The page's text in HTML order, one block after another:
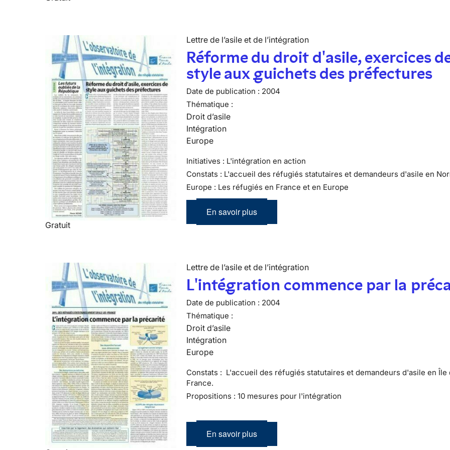
Gratuit
Lettre de l’asile et de l’intégration
Réforme du droit d'asile, exercices
style aux guichets des préfectures
Date de publication : 2004
Thématique :
Droit d’asile
Intégration
Europe
Initiatives : L'intégration en action
Constats : L'accueil des réfugiés statutaires et demandeurs d'asile en
Europe : Les réfugiés en France et en Europe
En savoir plus
Lettre de l’asile et de l’intégration
L'intégration commence par la
Date de publication : 2004
Thématique :
Droit d’asile
Intégration
Europe
Constats : L'accueil des réfugiés statutaires et demandeurs d'asile en Île
France.
Propositions : 10 mesures pour l'intégration
En savoir plus